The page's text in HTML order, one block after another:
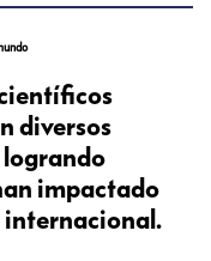
diversos
logrando
impactado
internacional.